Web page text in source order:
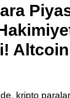
kripto